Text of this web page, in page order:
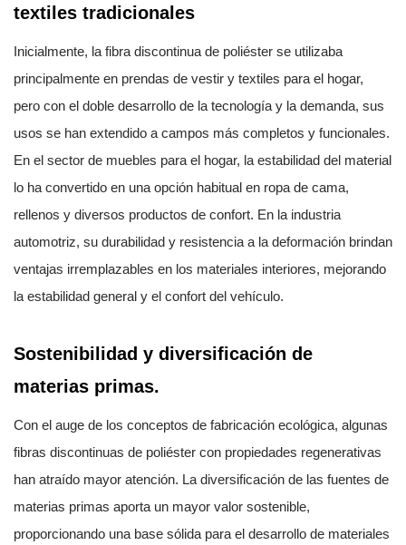
textiles tradicionales
Inicialmente, la fibra discontinua de poliéster se utilizaba
principalmente en prendas de vestir y textiles para el hogar,
pero con el doble desarrollo de la tecnología y la demanda, sus
usos se han extendido a campos más completos y funcionales.
En el sector de muebles para el hogar, la estabilidad del material
lo ha convertido en una opción habitual en ropa de cama,
rellenos y diversos productos de confort. En la industria
automotriz, su durabilidad y resistencia a la deformación brindan
ventajas irremplazables en los materiales interiores, mejorando
la estabilidad general y el confort del vehículo.
Sostenibilidad y diversificación de
materias primas.
Con el auge de los conceptos de fabricación ecológica, algunas
fibras discontinuas de poliéster con propiedades regenerativas
han atraído mayor atención. La diversificación de las fuentes de
materias primas aporta un mayor valor sostenible,
proporcionando una base sólida para el desarrollo de materiales